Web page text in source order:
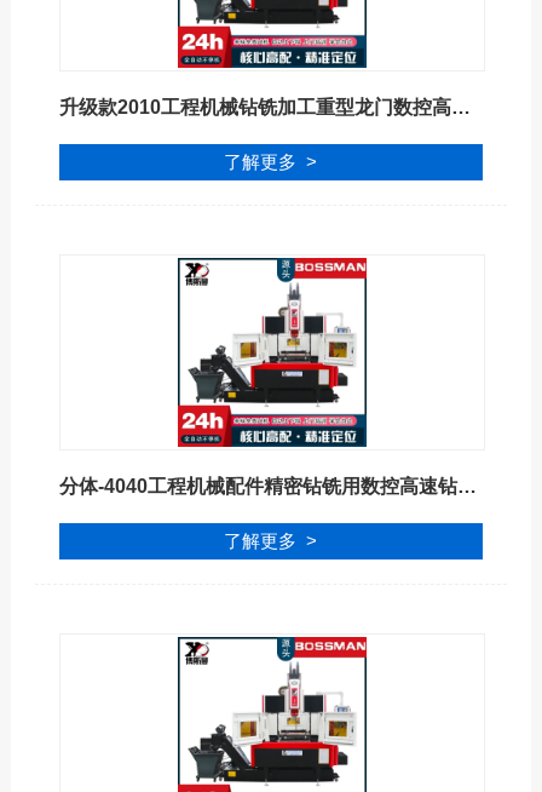
升级款2010工程机械钻铣加工重型龙门数控高速钻铣床
了解更多 >
分体-4040工程机械配件精密钻铣用数控高速钻铣床
了解更多 >